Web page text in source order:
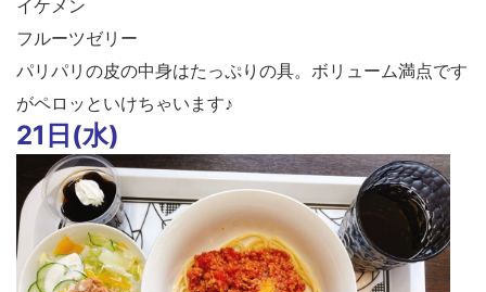
イケメン
フルーツゼリー
パリパリの皮の中身はたっぷりの具。ボリューム満点です
がペロッといけちゃいます♪
21日(水)